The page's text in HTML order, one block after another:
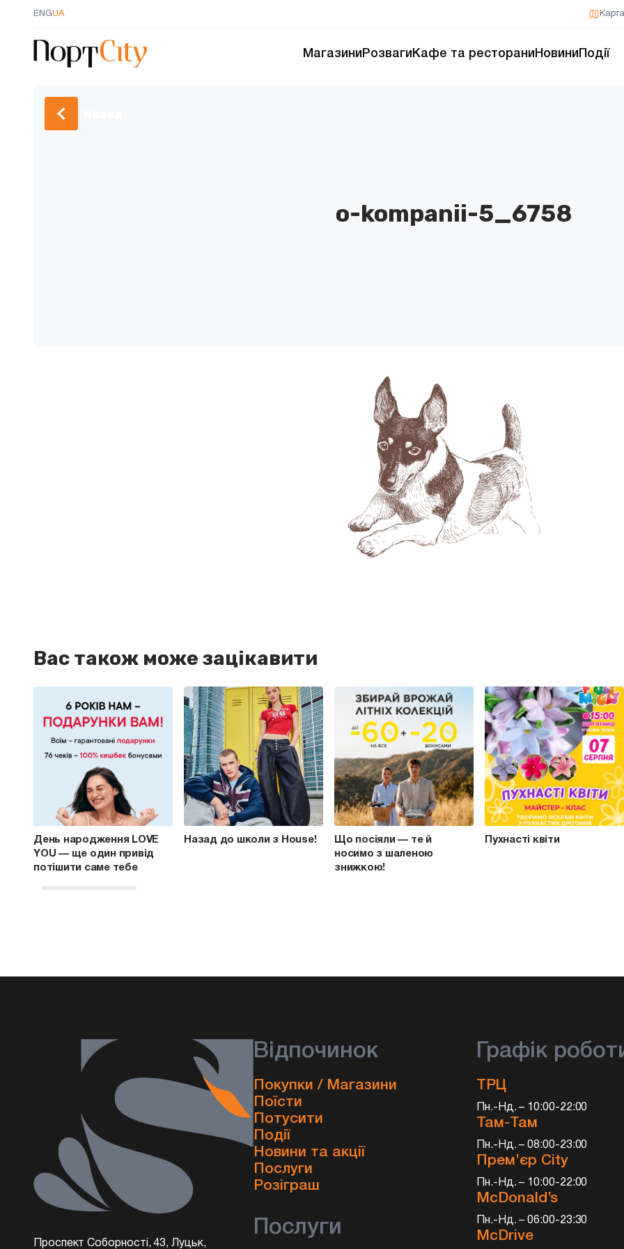
ENGUA
Магазини Розваги Кафе та ресторани Новини Події
o-kompanii-5_6758
Вас також може зацікавити
День народження LOVE
YOU — ще один привід
потішити саме тебе
Назад до школи з House!
Що посіяли — те й
носимо з шаленою
знижкою!
Пухнасті квіти
Проспект Соборності, 43, Луцьк,
Відпочинок
Покупки / Магазини
Поїсти
Потусити
Події
Новини та акції
Послуги
Розіграш
Послуги
Графік
ТРЦ
Пн.-Нд. – 10:00-22:00
Там-Там
Пн.-Нд. – 08:00-23:00
Прем’єр City
Пн.-Нд. – 10:00-22:00
McDonald’s
Пн.-Нд. – 06:00-23:30
McDrive